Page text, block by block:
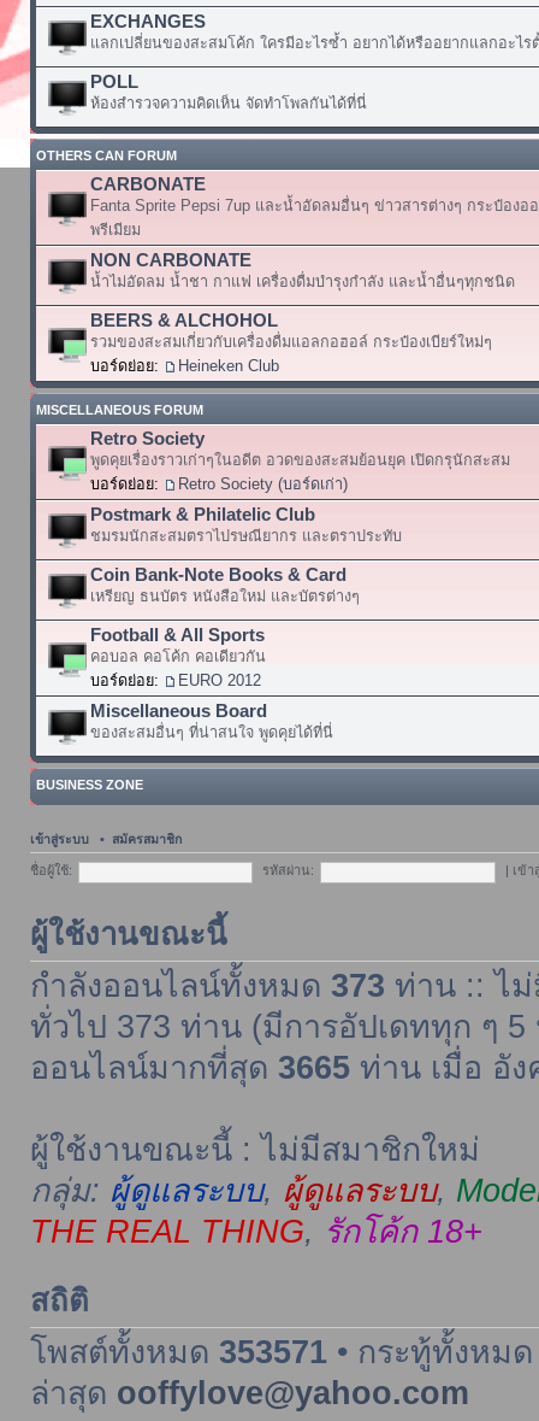
EXCHANGES
แลกเปลี่ยนของสะสมโค้ก ใครมีอะไรซ้ำ อยากได้หรืออยากแลกอะไร
POLL
ห้องสำรวจความคิดเห็น จัดทำโพลกันได้ที่นี่
OTHERS CAN FORUM
CARBONATE
Fanta Sprite Pepsi 7up และน้ำอัดลมอื่นๆ ข่าวสารต่างๆ กระป๋องอ
พรีเมียม
NON CARBONATE
น้ำไม่อัดลม น้ำชา กาแฟ เครื่องดื่มบำรุงกำลัง และน้ำอื่นๆทุกชนิด
BEERS & ALCHOHOL
รวมของสะสมเกี่ยวกับเครื่องดื่มแอลกอฮอล์ กระป๋องเบียร์ใหม่ๆ
บอร์ดย่อย:
Heineken Club
MISCELLANEOUS FORUM
Retro Society
พูดคุยเรื่องราวเก่าๆในอดีต อวดของสะสมย้อนยุค เปิดกรุนักสะสม
บอร์ดย่อย:
Retro Society (บอร์ดเก่า)
Postmark & Philatelic Club
ชมรมนักสะสมตราไปรษณียากร และตราประทับ
Coin Bank-Note Books & Card
เหรียญ ธนบัตร หนังสือใหม่ และบัตรต่างๆ
Football & All Sports
คอบอล คอโค้ก คอเดียวกัน
บอร์ดย่อย:
EURO 2012
Miscellaneous Board
ของสะสมอื่นๆ ที่น่าสนใจ พูดคุยได้ที่นี่
BUSINESS ZONE
เข้าสู่ระบบ • สมัครสมาชิก
ชื่อผู้ใช้: รหัสผ่าน: เข้
ผู้ใช้งานขณะนี้
กำลังออนไลน์ทั้งหมด 373 ท่าน :: ไ
ทั่วไป 373 ท่าน (มีการอัปเดททุก ๆ 5
ออนไลน์มากที่สุด 3665ท่าน เมื่อ อัง
ผู้ใช้งานขณะนี้ : ไม่มีสมาชิกใหม่
กลุ่ม: ผู้ดูแลระบบ, ผู้ดูแลระบบ,
THE REAL THING, รักโค้ก 18+
สถิติ
โพสต์ทั้งหมด 353571• กระทู้ทั้งหม
ล่าสุด ooffylove@yahoo.com